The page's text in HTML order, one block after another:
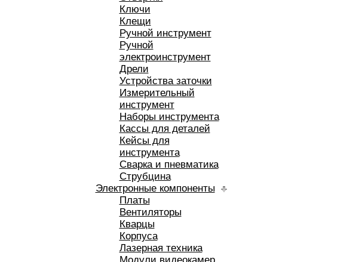
Ключи
Клещи
Ручной инструмент
Ручной
электроинструмент
Дрели
Устройства заточки
Измерительный
инструмент
Наборы инструмента
Кассы для деталей
Кейсы для
инструмента
Сварка и пневматика
Струбцина
Электронные компоненты
Платы
Вентиляторы
Кварцы
Корпуса
Лазерная техника